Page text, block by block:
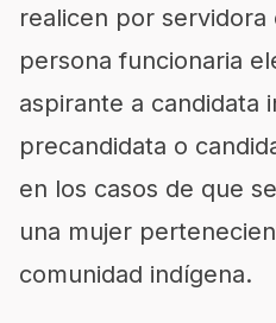
realicen por
persona funcionaria
aspirante a candidata
precandidata o
en los casos de que
una mujer
comunidad indígena.